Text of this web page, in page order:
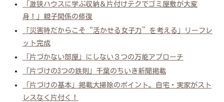
「激狭ハウスに学ぶ収納＆片付けテクでゴミ屋敷が大変
身！」親子関係の修復
「災害時だからこそ“活かせる女子力”を考える」リーフレ
ット完成
「片づかない部屋」にしない３つの万能アプローチ
「片づけの3つの鉄則」千葉のちいき新聞掲載
「片づけの基本」掲載大掃除のポイント。自宅・実家がスト
レスなく片付く！